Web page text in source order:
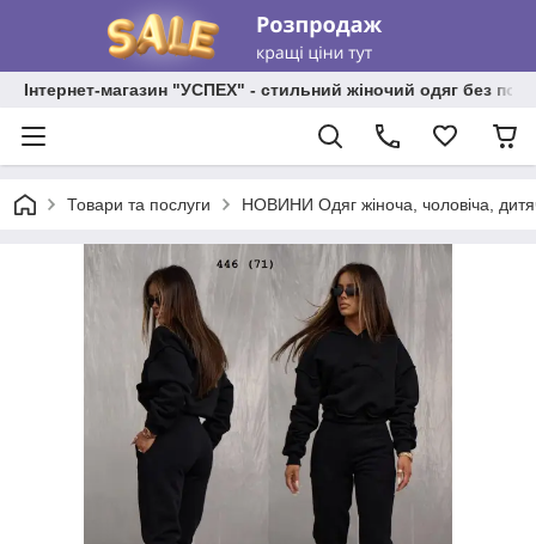
Інтернет-магазин "УСПЕХ" - стильний жіночий одяг без
Товари та послуги НОВИНИ Одяг жіноча, чоловіча,